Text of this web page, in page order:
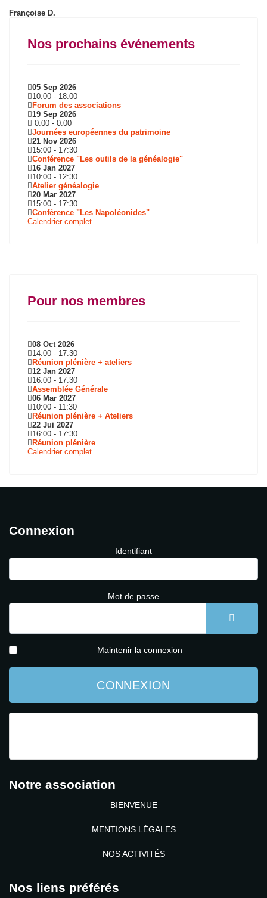
Françoise D.
Nos prochains événements
05 Sep 2026
10:00 - 18:00
Forum des associations
19 Sep 2026
0:00 - 0:00
Journées européennes du patrimoine
21 Nov 2026
15:00 - 17:30
Conférence "Les outils de la généalogie"
16 Jan 2027
10:00 - 12:30
Atelier généalogie
20 Mar 2027
15:00 - 17:30
Conférence "Les Napoléonides"
Calendrier complet
Pour nos membres
08 Oct 2026
14:00 - 17:30
Réunion plénière + ateliers
12 Jan 2027
16:00 - 17:30
Assemblée Générale
06 Mar 2027
10:00 - 11:30
Réunion plénière + Ateliers
22 Jui 2027
16:00 - 17:30
Réunion plénière
Calendrier complet
Connexion
Identifiant
Mot de passe
Maintenir la connexion
CONNEXION
Notre association
BIENVENUE
MENTIONS LÉGALES
NOS ACTIVITÉS
Nos liens préférés